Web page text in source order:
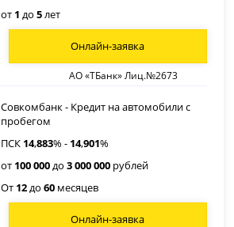
от 1 до5лет
АО «ТБанк» Лиц.№2673
Онлайн-заявка
Совкомбанк - Кредит на автомобили с
пробегом
ПСК 14,883% - 14,901%
от 100 000до3 000 000 рублей
От 12до60 месяцев
Онлайн-заявка